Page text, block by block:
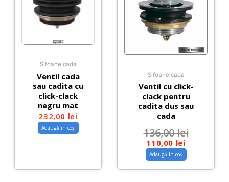
Sifoane cada
Ventil cada
sau cadita cu
click-clack
negru mat
232,00 lei
Adaugă în coș
Sifoane cada
Ventil cu click-
clack pentru
cadita dus sau
cada
136,00lei
110,00 lei
Adaugă în coș